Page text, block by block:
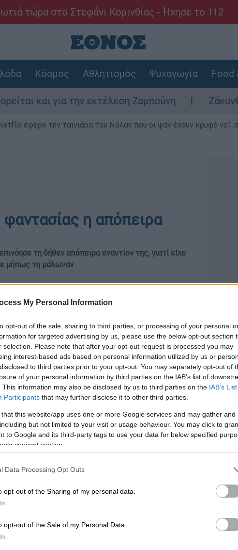
My Personal Information
opt-out of the sale, sharing to third parties, or processing of your personal
for targeted advertising by us, please use the below opt-out section
selection. Please note that after your opt-out request is processed you may
interest-based ads based on personal information utilized by us or
to third parties prior to your opt-out. You may separately opt-out of
of your personal information by third parties on the IAB’s list of
This information may also be disclosed by us to third parties on the IAB’s
Participants that may further disclose it to other third parties.
that this website/app uses one or more Google services and may gather and
but not limited to your visit or usage behaviour. You may click to
to Google and its third-party tags to use your data for below specified
consent section.
Data Processing Opt Outs
opt-out of the Sharing of my personal data.
opt-out of the Sale of my Personal Data.
τώρα στο Στεφάνι Κορινθίας - Ήχησε το 112
Κόσμος Αθλητισμός Ψυχαγωγία Food
και για την εκτέλεση Ζαμπούνη Ζάκυνθος:
έφερε την ταινιάρα του Νόλαν που οι φαν έχουν κρυφό νο1
η απόπειρα
τη δήθεν απόπειρα εναντίον της, γιατί είχε
μήπως τη μάλωναν